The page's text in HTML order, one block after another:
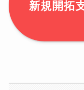
新規開拓